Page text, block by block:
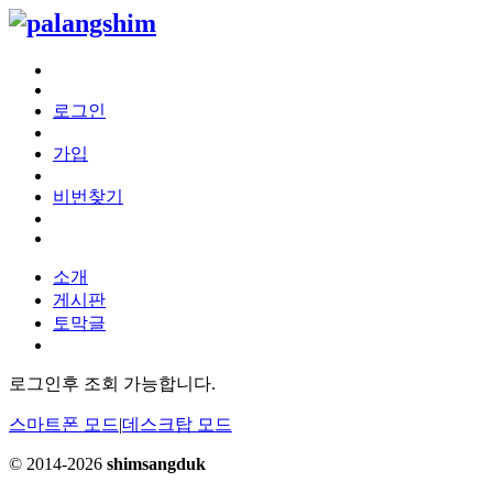
로그인
가입
비번찾기
소개
게시판
토막글
로그인후 조회 가능합니다.
스마트폰 모드|데스크탑 모드
© 2014-2026 shimsangduk